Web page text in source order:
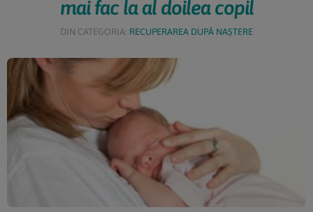
mai fac la al doilea copil
DIN CATEGORIA: RECUPERAREA DUPĂ NAȘTERE